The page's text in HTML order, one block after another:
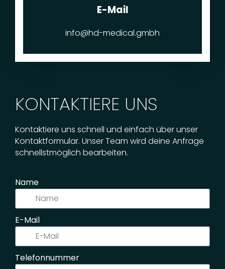
E-Mail
info@hd-medical.gmbh
KONTAKTIERE UNS
Kontaktiere uns schnell und einfach über unser
Kontaktformular. Unser Team wird deine Anfrage
schnellstmöglich bearbeiten.
Name
E-Mail
Telefonnummer